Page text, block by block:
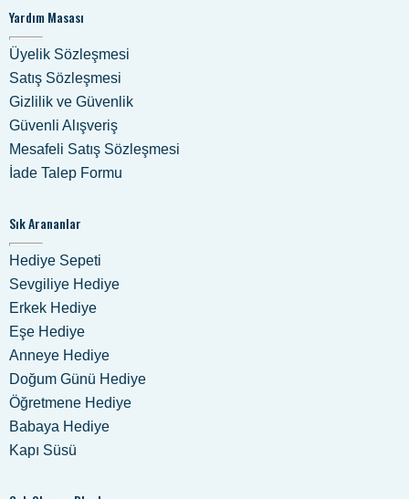
Yardım Masası
Üyelik Sözleşmesi
Satış Sözleşmesi
Gizlilik ve Güvenlik
Güvenli Alışveriş
Mesafeli Satış Sözleşmesi
İade Talep Formu
Sık Arananlar
Hediye Sepeti
Sevgiliye Hediye
Erkek Hediye
Eşe Hediye
Anneye Hediye
Doğum Günü Hediye
Öğretmene Hediye
Babaya Hediye
Kapı Süsü